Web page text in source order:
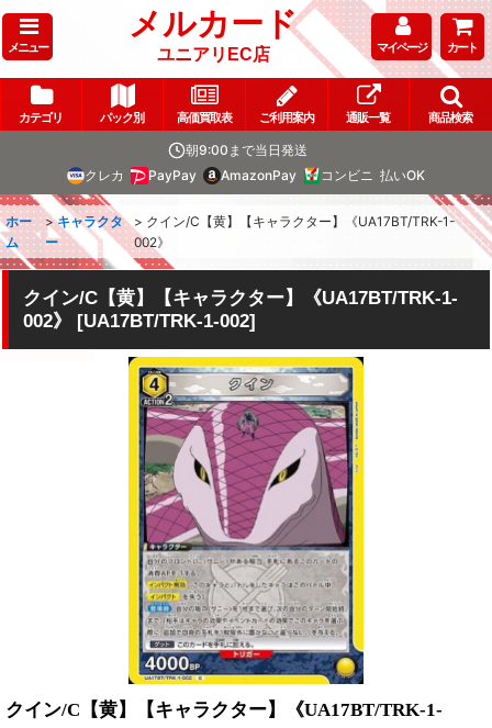
メニュー
メルカード
ユニアリEC店 マイページ カート
カテゴリ パック別 高価買取表 ご利用案内 通販一覧 商品検索
朝9:00まで当日発送
クレカ
PayPay AmazonPay コンビニ 払いOK
ホー
ム
> キャラクタ
ー
> クイン/C【黄】【キャラクター】《UA17BT/TRK-1-
002》
クイン/C【黄】【キャラクター】《UA17BT/TRK-1-
002》
[UA17BT/TRK-1-002]
クイン/C【黄】【キャラクター】《UA17BT/TRK-1-